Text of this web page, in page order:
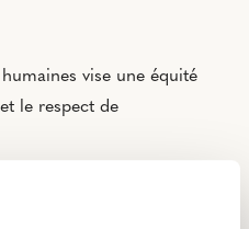
vise une équité
le respect de
par ailleurs à ce que